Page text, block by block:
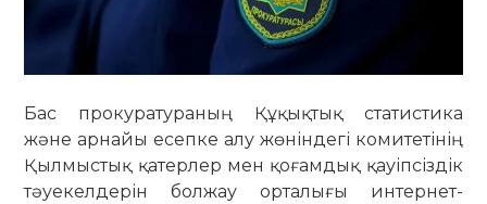
Бас прокуратураның Құқықтық статистика
және арнайы есепке алу жөніндегі комитетінің
Қылмыстық қатерлер мен қоғамдық қауіпсіздік
тәуекелдерін болжау орталығы интернет-